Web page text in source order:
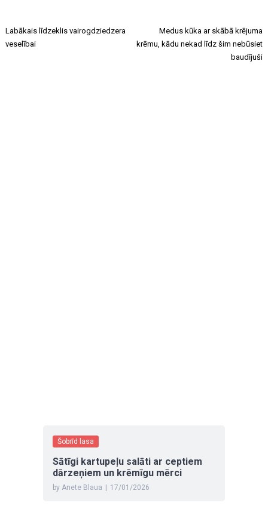
Labākais līdzeklis vairogdziedzera
veselībai
Medus kūka ar skābā krējuma
krēmu, kādu nekad līdz šim nebūsiet
baudījuši
Šobrīd lasa
Sātīgi kartupeļu salāti ar ceptiem
dārzeņiem un krēmīgu mērci
by Anete Blaua 17/01/2026